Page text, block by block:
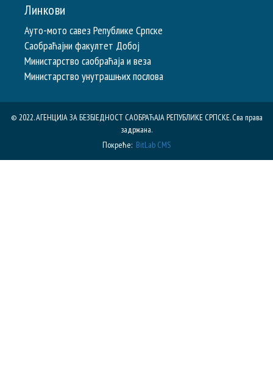
Линкови
Ауто-мото савез Републике Српске
Саобраћајни факултет Добој
Министарство саобраћаја и веза
Министарство унутрашњих послова
© 2022. АГЕНЦИЈА ЗА БЕЗБЈЕДНОСТ САОБРАЋАЈА РЕПУБЛИКE СРПСКЕ. Сва права
задржана.
Покреће: BitLab CMS